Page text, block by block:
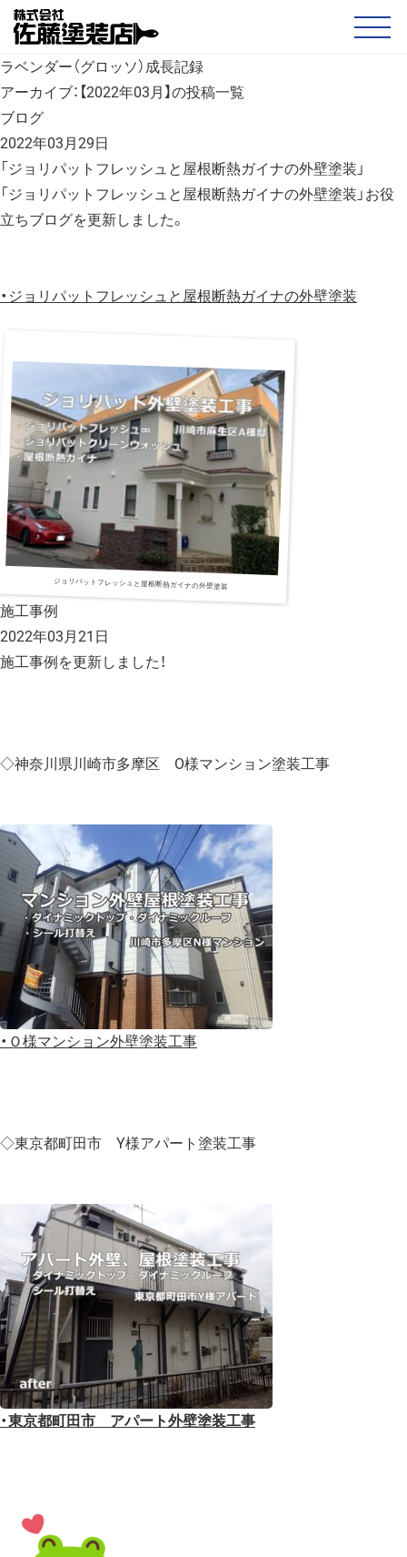
ラベンダー（グロッソ）成長記録
アーカイブ：【2022年03月】の投稿一覧
ブログ
2022年03月29日
「ジョリパットフレッシュと屋根断熱ガイナの外壁塗装」
「ジョリパットフレッシュと屋根断熱ガイナの外壁塗装」お役
立ちブログを更新しました。
・ ジョリパットフレッシュと屋根断熱ガイナの外壁塗装
ジョリパットフレッシュと屋根断熱ガイナの外壁塗装
施工事例
2022年03月21日
施工事例を更新しました！
◇神奈川県川崎市多摩区 O様マンション塗装工事
・ Ｏ様マンション外壁塗装工事
◇東京都町田市 Y様アパート塗装工事
・東京都町田市 アパート外壁塗装工事